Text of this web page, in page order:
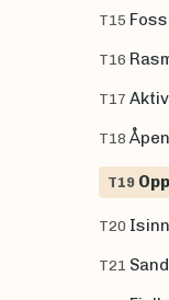
T15
T16
T17
T18
T19
T20
T21